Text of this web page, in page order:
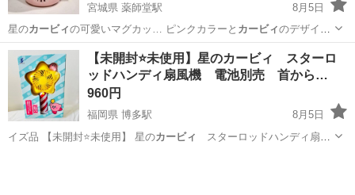
宮城県 薬師堂駅
8月5日
星のカービィ の可愛いマグカッ… ピンクカラーと カービィのデザイン
がとて…
宮城 仙台市 薬師堂駅 食器
【未開封⭐️未使用】星のカービィ スターロ
ッドハンディ扇風機 電池別売 首から…
960円
福岡県 博多駅
8月5日
イズ品 【未開封⭐️未使用】 星のカービィ
スターロッドハンディ扇風